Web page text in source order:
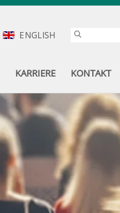
ENGLISH
KARRIERE KONTAKT